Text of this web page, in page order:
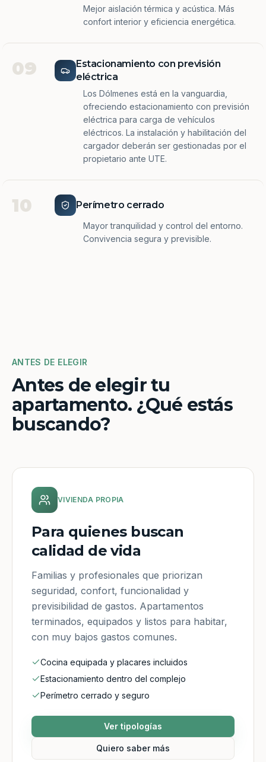
Mejor aislación térmica y acústica. Más
confort interior y eficiencia energética.
09
Estacionamiento con previsión
eléctrica
Los Dólmenes está en la vanguardia,
ofreciendo estacionamiento con previsión
eléctrica para carga de vehículos
eléctricos. La instalación y habilitación del
cargador deberán ser gestionadas por el
propietario ante UTE.
10 Perímetro cerrado
Mayor tranquilidad y control del entorno.
Convivencia segura y previsible.
ANTES DE ELEGIR
Antes de elegir tu
apartamento. ¿Qué estás
buscando?
VIVIENDA PROPIA
Para quienes buscan
calidad de vida
Familias y profesionales que priorizan
seguridad, confort, funcionalidad y
previsibilidad de gastos. Apartamentos
terminados, equipados y listos para habitar,
con muy bajos gastos comunes.
Cocina equipada y placares incluidos
Estacionamiento dentro del complejo
Perímetro cerrado y seguro
Ver tipologías
Quiero saber más